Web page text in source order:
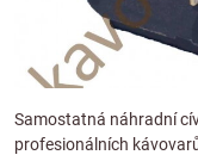
Samostatná náhradní
profesionálních